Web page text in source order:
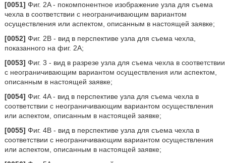
[0051] Фиг. 2A - покомпонентное изображение узла для съема
чехла в соответствии с неограничивающим вариантом
осуществления или аспектом, описанным в настоящей заявке;
[0052] Фиг. 2B - вид в перспективе узла для съема чехла,
показанного на фиг. 2A;
[0053] Фиг. 3 - вид в разрезе узла для съема чехла в соответствии
с неограничивающим вариантом осуществления или аспектом,
описанным в настоящей заявке;
[0054] Фиг. 4A - вид в перспективе узла для съема чехла в
соответствии с неограничивающим вариантом осуществления
или аспектом, описанным в настоящей заявке;
[0055] Фиг. 4B - вид в перспективе узла для съема чехла в
соответствии с неограничивающим вариантом осуществления
или аспектом, описанным в настоящей заявке;